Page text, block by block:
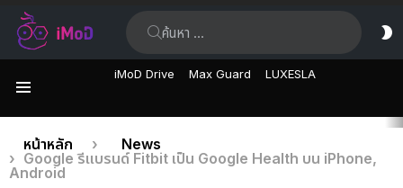
iMoD Drive Max Guard LUXESLA
เรื่อง
ล่าสุด
คุณอยู่ที่นี่:
หน้าหลัก
News
Google รีแบรนด์ Fitbit เป็น Google Health บน iPhone,
Android